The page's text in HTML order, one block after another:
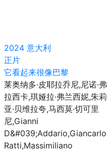
2024 意大利
正片
它看起来很像巴黎
莱奥纳多·皮耶拉乔尼,尼诺·弗
拉西卡,琪娅拉·弗兰西妮,朱莉
亚·贝维拉夸,马西莫·切可里
尼,Gianni
D&#039;Addario,Giancarlo
Ratti,Massimiliano